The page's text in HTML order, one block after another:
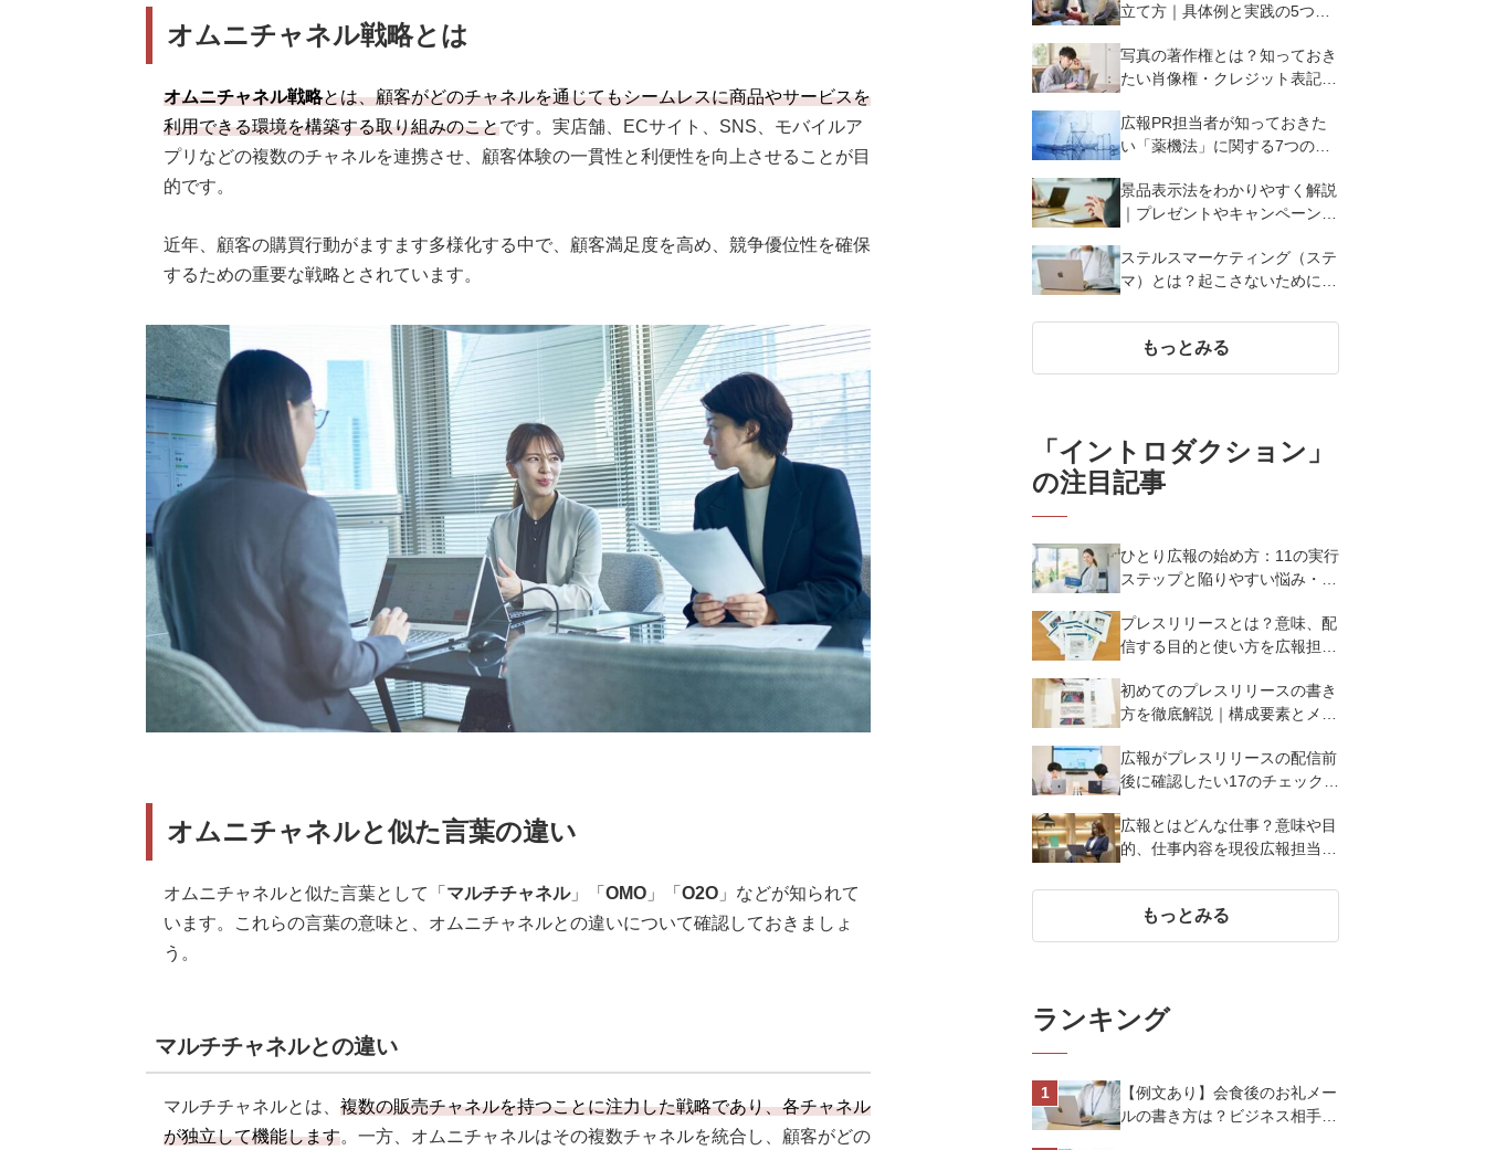
STEP5．効果検証と改善
オムニチャネル戦略とは
オムニチャネル戦略とは、顧客がどのチャネルを通じてもシームレスに商品やサービスを
利用できる環境を構築する取り組みのことです。実店舗、ECサイト、SNS、モバイルア
プリなどの複数のチャネルを連携させ、顧客体験の一貫性と利便性を向上させることが目
的です。
近年、顧客の購買行動がますます多様化する中で、顧客満足度を高め、競争優位性を確保
するための重要な戦略とされています。
オムニチャネルと似た言葉の違い
オムニチャネルと似た言葉として「 マルチチャネル」「 OMO 」「 O2O 」などが知られて
います。これらの言葉の意味と、オムニチャネルとの違いについて確認しておきましょ
う。
マルチチャネルとの違い
マルチチャネルとは、 複数の販売チャネルを持つことに注力した戦略であり、各チャネル
が独立して機能します。一方、オムニチャネルはその複数チャネルを統合し、顧客がどの
立て方｜具体例と実践の5つの
写真の著作権とは？知っておき
たい肖像権・クレジット表記
利を解説
広報PR担当者が知っておきた
い「薬機法」に関する7つのこ
景品表示法をわかりやすく解説
｜プレゼントやキャンペーン実
おくべき7つのポイント【事例
あり】
ステルスマーケティング（ステ
マ）とは？起こさないために広
知識
もっとみる
「イントロダクション 」
の注目記事
ひとり広報の始め方：11の実行
ステップと陥りやすい悩み・解
プレスリリースとは？意味、配
信する目的と使い方を広報担当
初めてのプレスリリースの書き
方を徹底解説｜構成要素とメデ
ト
広報がプレスリリースの配信前
後に確認したい17のチェックポ
広報とはどんな仕事？意味や目
的、仕事内容を現役広報担当者
もっとみる
ランキング
【例文あり】会食後のお礼メー
ルの書き方は？ビジネス相手に